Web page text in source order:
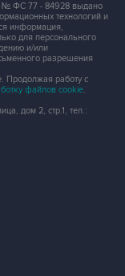
№ ФС 77 - 84928 выдано
технологий и
информация,
для персонального
и/или
разрешения
Продолжая работу с
файлов cookie.
дом 2, стр.1, тел.: